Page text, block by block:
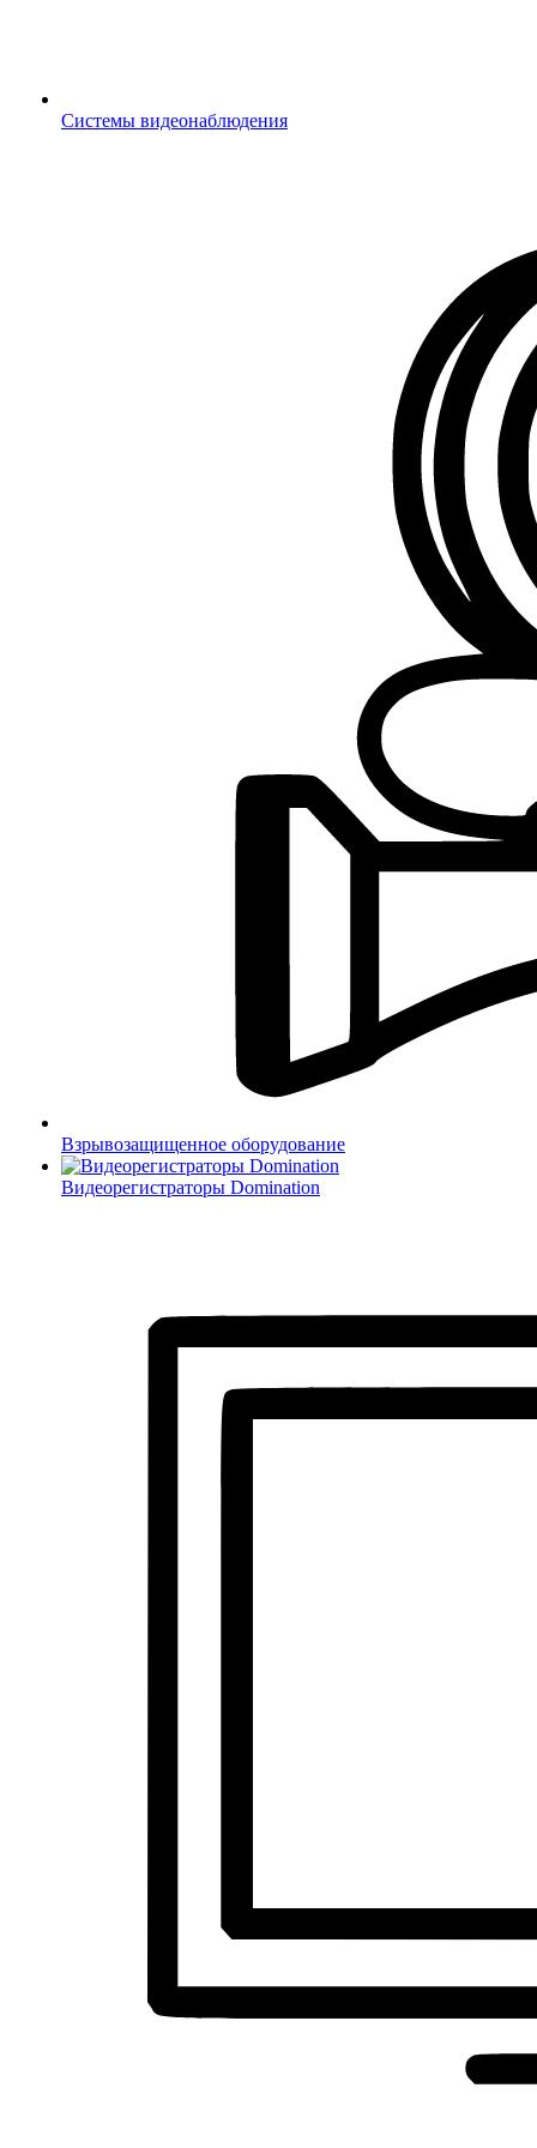
Системы видеонаблюдения
Взрывозащищенное оборудование
Видеорегистраторы Domination